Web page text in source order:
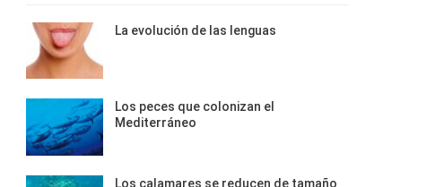
La evolución de las lenguas
Los peces que colonizan el
Mediterráneo
Los calamares se reducen de tamaño